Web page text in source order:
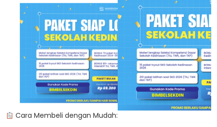
Cara Membeli dengan Mudah: